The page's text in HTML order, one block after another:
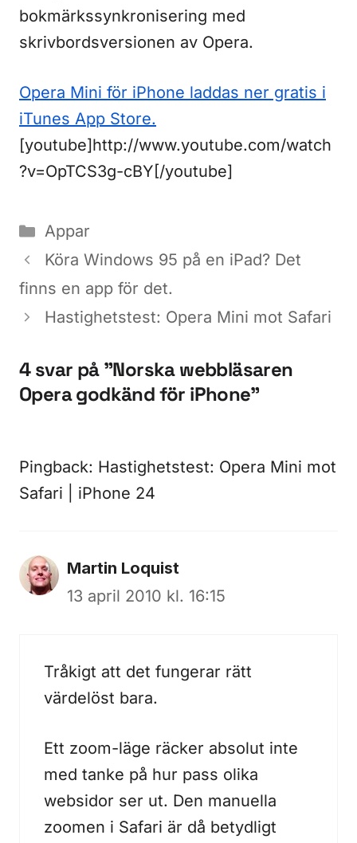
bokmärkssynkronisering med
skrivbordsversionen av Opera.
Opera Mini för iPhone laddas ner gratis i
iTunes App Store.
[youtube]http://www.youtube.com/watch
?v=OpTCS3g-cBY[/youtube]
Kategorier
Appar
Köra Windows 95 på en iPad? Det
finns en app för det.
Hastighetstest: Opera Mini mot Safari
4 svar på ”Norska webbläsaren
Opera godkänd för iPhone”
Pingback: Hastighetstest: Opera Mini mot
Safari | iPhone 24
Martin Loquist
13 april 2010 kl. 16:15
Tråkigt att det fungerar rätt
värdelöst bara.
Ett zoom-läge räcker absolut inte
med tanke på hur pass olika
websidor ser ut. Den manuella
zoomen i Safari är då betydligt